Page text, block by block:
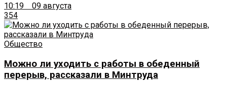
10:19 09 августа
354
Общество
Можно ли уходить с работы в обеденный
перерыв, рассказали в Минтруда